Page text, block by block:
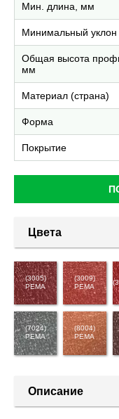
Мин. длина, мм
Минимальный
Общая высота
мм
Материал (страна)
Форма
Покрытие
Цвета
(3005)
PEMA
(3009)
PEMA
(7024)
PEMA
(8004)
PEMA
Описание